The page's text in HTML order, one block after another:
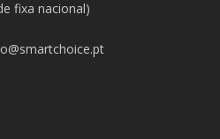
fixa nacional)